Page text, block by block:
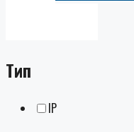
Тип
IP